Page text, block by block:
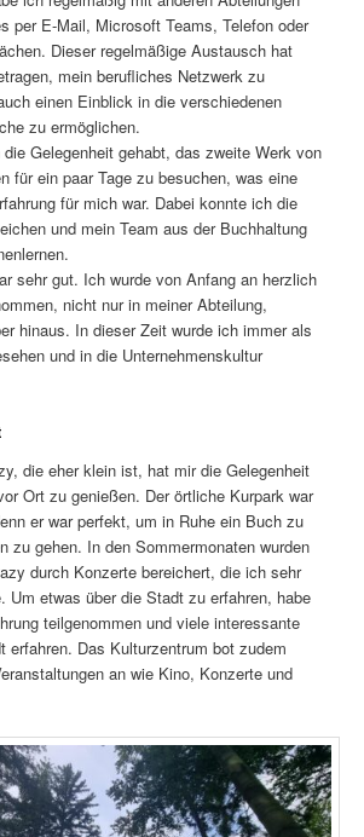
per E-Mail, Microsoft Teams, Telefon oder
Dieser regelmäßige Austausch hat
mein berufliches Netzwerk zu
einen Einblick in die verschiedenen
zu ermöglichen.
Gelegenheit gehabt, das zweite Werk von
für ein paar Tage zu besuchen, was eine
für mich war. Dabei konnte ich die
und mein Team aus der Buchhaltung
sehr gut. Ich wurde von Anfang an herzlich
nicht nur in meiner Abteilung,
hinaus. In dieser Zeit wurde ich immer als
und in die Unternehmenskultur
die eher klein ist, hat mir die Gelegenheit
Ort zu genießen. Der örtliche Kurpark war
er war perfekt, um in Ruhe ein Buch zu
zu gehen. In den Sommermonaten wurden
durch Konzerte bereichert, die ich sehr
Um etwas über die Stadt zu erfahren, habe
teilgenommen und viele interessante
erfahren. Das Kulturzentrum bot zudem
an wie Kino, Konzerte und